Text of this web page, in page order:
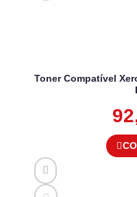
Toner Compatível